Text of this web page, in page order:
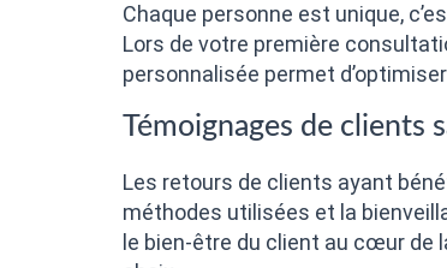
Chaque personne est unique,
Lors de votre première
personnalisée permet
Témoignages de clients
Les retours de clients ayant
méthodes utilisées et la
le bien-être du client au cœur de